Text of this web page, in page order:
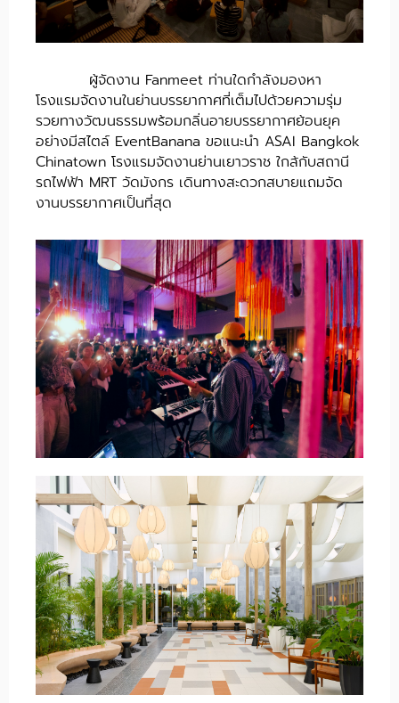
ผู้จัดงาน Fanmeet ท่านใดกำลังมองหา
โรงแรมจัดงานในย่านบรรยากาศที่เต็มไปด้วยความรุ่ม
รวยทางวัฒนธรรมพร้อมกลิ่นอายบรรยากาศย้อนยุค
อย่างมีสไตล์ EventBanana ขอแนะนำ ASAI Bangkok
Chinatown โรงแรมจัดงานย่านเยาวราช ใกล้กับสถานี
รถไฟฟ้า MRT วัดมังกร เดินทางสะดวกสบายแถมจัด
งานบรรยากาศเป็นที่สุด